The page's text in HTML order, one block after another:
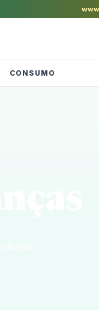
CONSUMO